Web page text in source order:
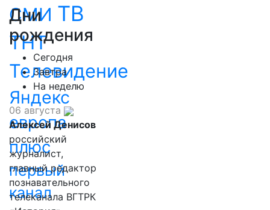
СМИ ТВ
ТНТ
Телевидение
Яндекс
европа
плюс
первый
канал
Дни
рождения
Сегодня
Завтра
На неделю
06 августа
Алексей Денисов
российский
журналист,
главный редактор
познавательного
телеканала ВГТРК